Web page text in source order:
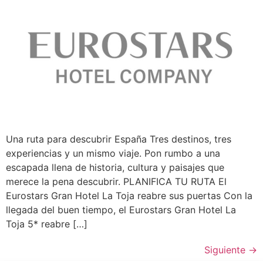
Una ruta para descubrir España Tres destinos, tres
experiencias y un mismo viaje. Pon rumbo a una
escapada llena de historia, cultura y paisajes que
merece la pena descubrir. PLANIFICA TU RUTA El
Eurostars Gran Hotel La Toja reabre sus puertas Con la
llegada del buen tiempo, el Eurostars Gran Hotel La
Toja 5* reabre […]
Siguiente →